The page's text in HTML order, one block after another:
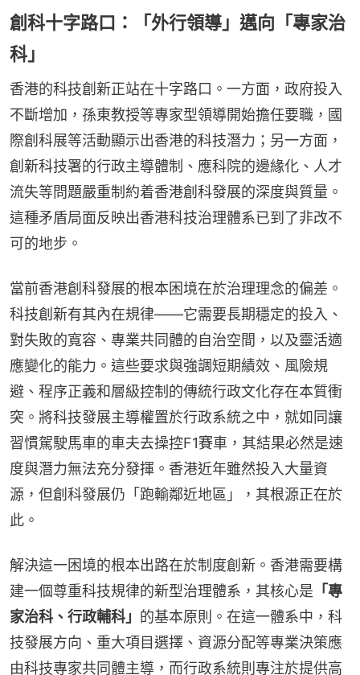
創科十字路口：「外行領導」邁向「專家治
科」
香港的科技創新正站在十字路口。一方面，政府投入
不斷增加，孫東教授等專家型領導開始擔任要職，國
際創科展等活動顯示出香港的科技潛力；另一方面，
創新科技署的行政主導體制、應科院的邊緣化、人才
流失等問題嚴重制約着香港創科發展的深度與質量。
這種矛盾局面反映出香港科技治理體系已到了非改不
可的地步。
當前香港創科發展的根本困境在於治理理念的偏差。
科技創新有其內在規律——它需要長期穩定的投入、
對失敗的寬容、專業共同體的自治空間，以及靈活適
應變化的能力。這些要求與強調短期績效、風險規
避、程序正義和層級控制的傳統行政文化存在本質衝
突。將科技發展主導權置於行政系統之中，就如同讓
習慣駕駛馬車的車夫去操控F1賽車，其結果必然是速
度與潛力無法充分發揮。香港近年雖然投入大量資
源，但創科發展仍「跑輸鄰近地區」，其根源正在於
此。
解決這一困境的根本出路在於制度創新。香港需要構
建一個尊重科技規律的新型治理體系，其核心是 「專
家治科、行政輔科」 的基本原則。在這一體系中，科
技發展方向、重大項目選擇、資源分配等專業決策應
由科技專家共同體主導，而行政系統則專注於提供高